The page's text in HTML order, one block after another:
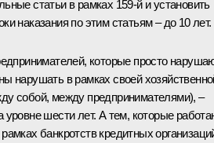
статьи в рамках 159-й и установить
наказания по этим статьям – до 10 лет.
которые просто
нарушать в рамках своей
собой, между предпринимателями), –
уровне шести лет. А тем, которые
банкротств кредитных